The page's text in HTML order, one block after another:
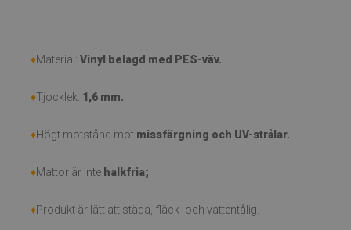
♦Material: Vinyl belagd med PES-väv.
♦Tjocklek: 1,6 mm.
♦Högt motstånd mot missfärgning och UV-strålar.
♦Mattor är inte halkfria;
♦Produkt är lätt att städa, fläck- och vattentålig.